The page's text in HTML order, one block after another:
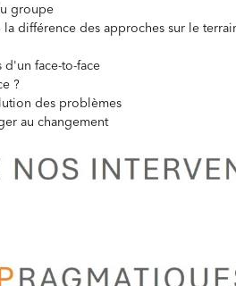
groupe
différence des approches sur le
face-to-face
?
des problèmes
au changement